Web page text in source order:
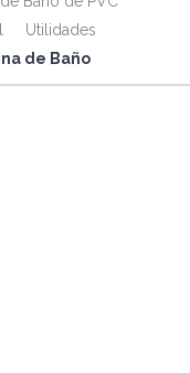
Utilidades
de Baño